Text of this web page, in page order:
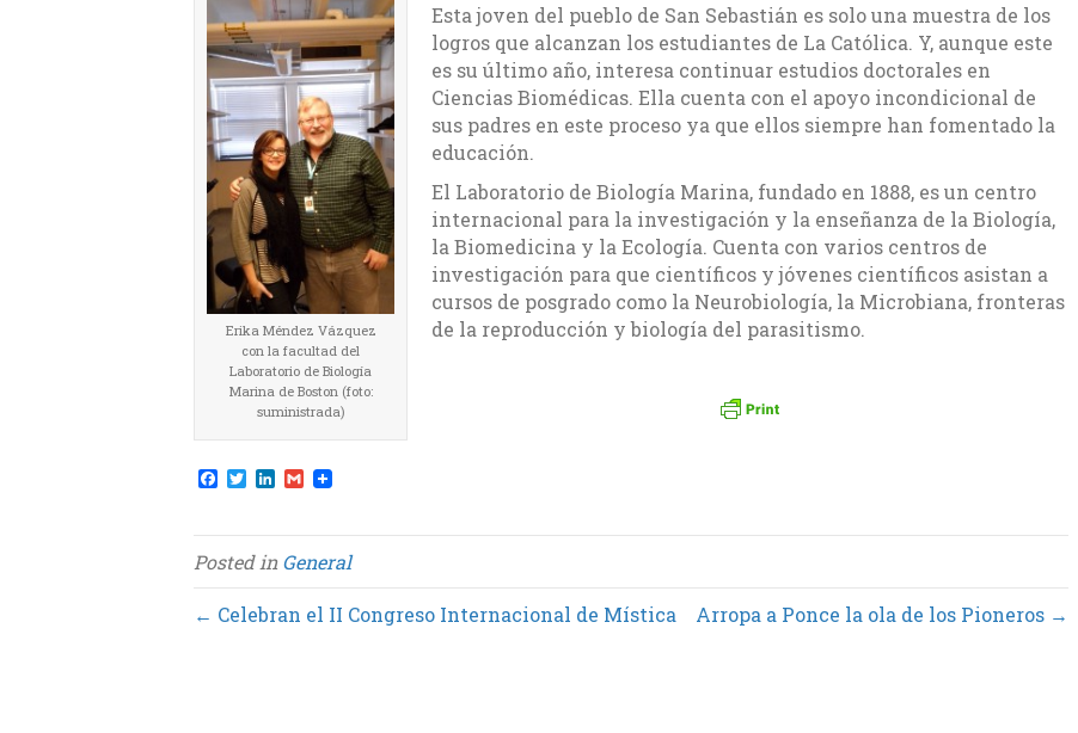
Erika Méndez Vázquez
con la facultad del
Laboratorio de Biología
Marina de Boston (foto:
suministrada)
Esta joven del pueblo de San Sebastián es solo una muestra de los
logros que alcanzan los estudiantes de La Católica. Y, aunque este
es su último año, interesa continuar estudios doctorales en
Ciencias Biomédicas. Ella cuenta con el apoyo incondicional de
sus padres en este proceso ya que ellos siempre han fomentado la
educación.
El Laboratorio de Biología Marina, fundado en 1888, es un centro
internacional para la investigación y la enseñanza de la Biología,
la Biomedicina y la Ecología. Cuenta con varios centros de
investigación para que científicos y jóvenes científicos asistan a
cursos de posgrado como la Neurobiología, la Microbiana, fronteras
de la reproducción y biología del parasitismo.
F
e
b
o
o
k
T
t
t
e
r
L
k
e
d
I
n
G
i
l
Posted inGeneral
← Celebran el II Congreso Internacional de Mística Arropa a Ponce la ola de los Pioneros →